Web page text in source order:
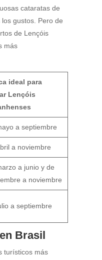
cataratas de
gustos. Pero de
de Lençóis
más
ideal para
Lençóis
a septiembre
a noviembre
a junio y de
a noviembre
a septiembre
Brasil
turísticos más